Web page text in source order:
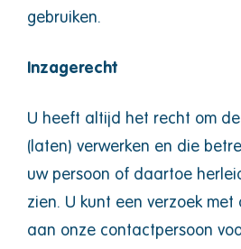
gebruiken.
Inzagerecht
U heeft altijd het recht om
(laten) verwerken en die
uw persoon of daartoe
zien. U kunt een verzoek met
aan onze contactpersoon